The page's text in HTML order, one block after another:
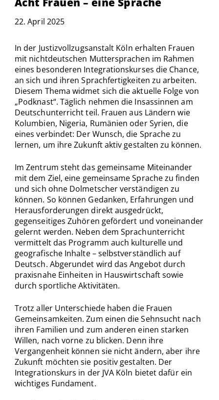
22. April 2025
In der Justizvollzugsanstalt Köln erhalten Frauen
mit nichtdeutschen Muttersprachen im Rahmen
eines besonderen Integrationskurses die Chance,
an sich und ihren Sprachfertigkeiten zu arbeiten.
Diesem Thema widmet sich die aktuelle Folge von
„Podknast“. Täglich nehmen die Insassinnen am
Deutschunterricht teil. Frauen aus Ländern wie
Kolumbien, Nigeria, Rumänien oder Syrien, die
eines verbindet: Der Wunsch, die Sprache zu
lernen, um ihre Zukunft aktiv gestalten zu können.
Im Zentrum steht das gemeinsame Miteinander
mit dem Ziel, eine gemeinsame Sprache zu finden
und sich ohne Dolmetscher verständigen zu
können. So können Gedanken, Erfahrungen und
Herausforderungen direkt ausgedrückt,
gegenseitiges Zuhören gefördert und voneinander
gelernt werden. Neben dem Sprachunterricht
vermittelt das Programm auch kulturelle und
geografische Inhalte – selbstverständlich auf
Deutsch. Abgerundet wird das Angebot durch
praxisnahe Einheiten in Hauswirtschaft sowie
durch sportliche Aktivitäten.
Trotz aller Unterschiede haben die Frauen
Gemeinsamkeiten. Zum einen die Sehnsucht nach
ihren Familien und zum anderen einen starken
Willen, nach vorne zu blicken. Denn ihre
Vergangenheit können sie nicht ändern, aber ihre
Zukunft möchten sie positiv gestalten. Der
Integrationskurs in der JVA Köln bietet dafür ein
wichtiges Fundament.